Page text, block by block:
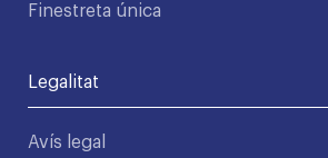
Finestreta única
Legalitat
Avís legal